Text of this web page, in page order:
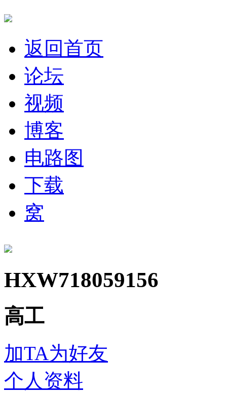
返回首页
论坛
视频
博客
电路图
下载
窝
HXW718059156
高工
加TA为好友
个人资料